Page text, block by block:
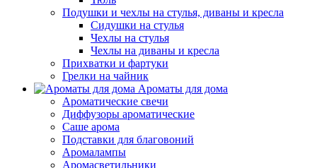
Подушки и чехлы на стулья, диваны и кресла
Сидушки на стулья
Чехлы на стулья
Чехлы на диваны и кресла
Прихватки и фартуки
Грелки на чайник
Ароматы для дома
Ароматические свечи
Диффузоры ароматические
Саше арома
Подставки для благовоний
Аромалампы
Аромасветильники